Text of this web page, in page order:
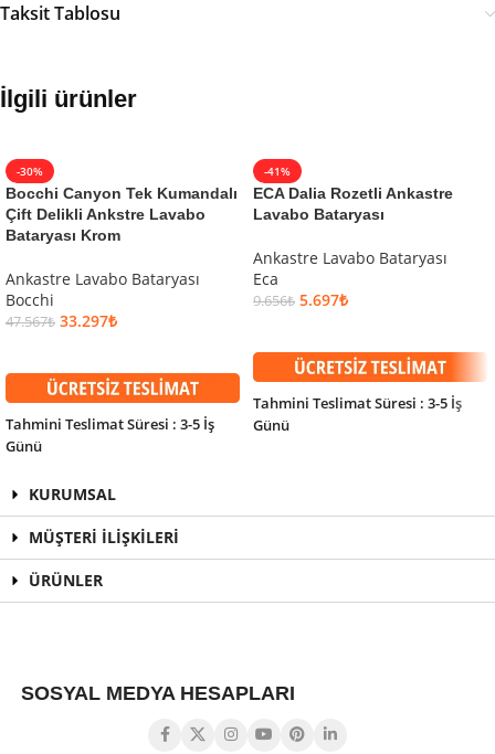
Taksit Tablosu
İlgili ürünler
-30%
Bocchi Canyon Tek Kumandalı
Çift Delikli Ankstre Lavabo
Bataryası Krom
Ankastre Lavabo Bataryası
Bocchi
47.567₺ 33.297₺
Tahmini Teslimat Süresi : 3-5 İş
Günü
-41%
ECA Dalia Rozetli Ankastre
Lavabo Bataryası
Ankastre Lavabo Bataryası
Eca
9.656₺ 5.697₺
Tahmini Teslimat Süresi : 3-5 İş
Günü
KURUMSAL
MÜŞTERİ İLİŞKİLERİ
ÜRÜNLER
SOSYAL MEDYA HESAPLARI